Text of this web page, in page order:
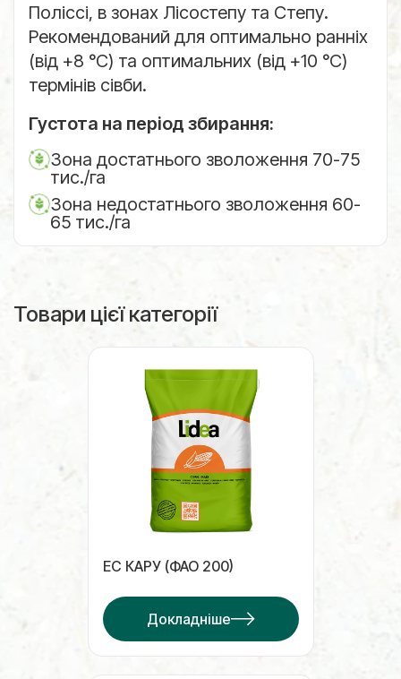
Поліссі, в зонах Лісостепу та Степу.
Рекомендований для оптимально ранніх
(від +8 °С) та оптимальних (від +10 °С)
термінів сівби.
Густота на період збирання:
Зона достатнього зволоження 70-75
тис./га
Зона недостатнього зволоження 60-
65 тис./га
Товари цієї категорії
ЕС КАРУ (ФАО 200)
Докладніше